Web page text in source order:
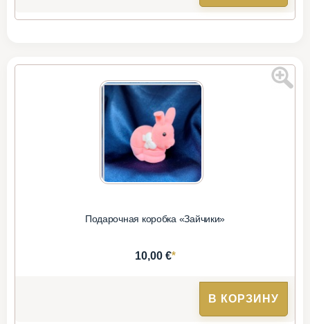
Подарочная коробка «Зайчики»
10,00 €*
В КОРЗИНУ